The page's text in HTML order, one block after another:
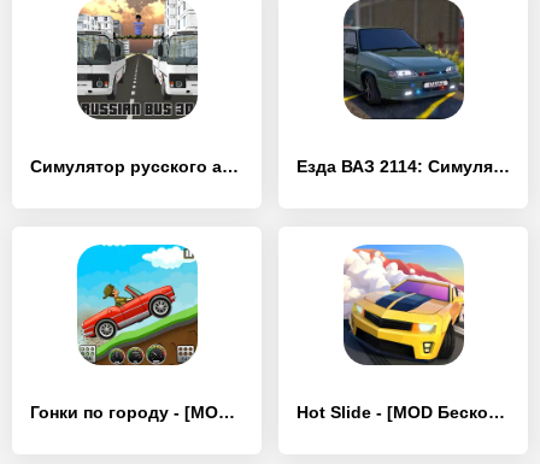
Симулятор русского автобуса 3D - [MOD Бесконечные деньги] Езда ВАЗ 2114: Симулятор Опера - [MOD Бесконечные деньги]
Гонки по городу - [MOD Бесконечные деньги] Hot Slide - [MOD Бесконечные деньги]